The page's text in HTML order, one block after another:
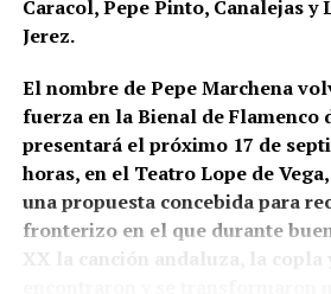
tongadas de cal hasta conformar
documentada a una cota de
nivel del mar.
Caracol, Pepe Pinto, Canalejas y
Jerez.
El nombre de Pepe Marchena
fuerza en la Bienal de Flamenco
presentará el próximo 17 de
horas, en el Teatro Lope de Vega,
una propuesta concebida para
fronterizo en el que durante
XX la canción andaluza, la copla